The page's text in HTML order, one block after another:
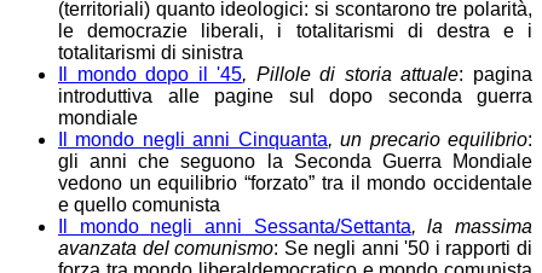
(territoriali) quanto ideologici: si scontarono tre polarità,
le democrazie liberali, i totalitarismi di destra e i
totalitarismi di sinistra
Il mondo dopo il '45, Pillole di storia attuale: pagina
introduttiva alle pagine sul dopo seconda guerra
mondiale
Il mondo negli anni Cinquanta, un precario equilibrio:
gli anni che seguono la Seconda Guerra Mondiale
vedono un equilibrio “forzato” tra il mondo occidentale
e quello comunista
Il mondo negli anni Sessanta/Settanta, la massima
avanzata del comunismo: Se negli anni '50 i rapporti di